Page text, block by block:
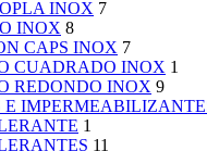
INOX 7
INOX 8
CAPS INOX 7
CUADRADO INOX 1
REDONDO INOX 9
1
11